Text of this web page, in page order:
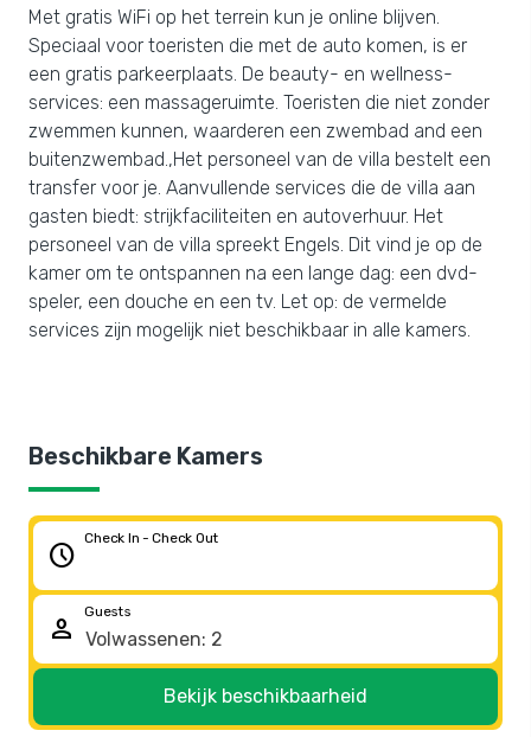
Met gratis WiFi op het terrein kun je online blijven.
Speciaal voor toeristen die met de auto komen, is er
een gratis parkeerplaats. De beauty- en wellness-
services: een massageruimte. Toeristen die niet zonder
zwemmen kunnen, waarderen een zwembad and een
buitenzwembad.,Het personeel van de villa bestelt een
transfer voor je. Aanvullende services die de villa aan
gasten biedt: strijkfaciliteiten en autoverhuur. Het
personeel van de villa spreekt Engels. Dit vind je op de
kamer om te ontspannen na een lange dag: een dvd-
speler, een douche en een tv. Let op: de vermelde
services zijn mogelijk niet beschikbaar in alle kamers.
Beschikbare Kamers
schedule
Check In - Check Out
person
Guests
Bekijk beschikbaarheid